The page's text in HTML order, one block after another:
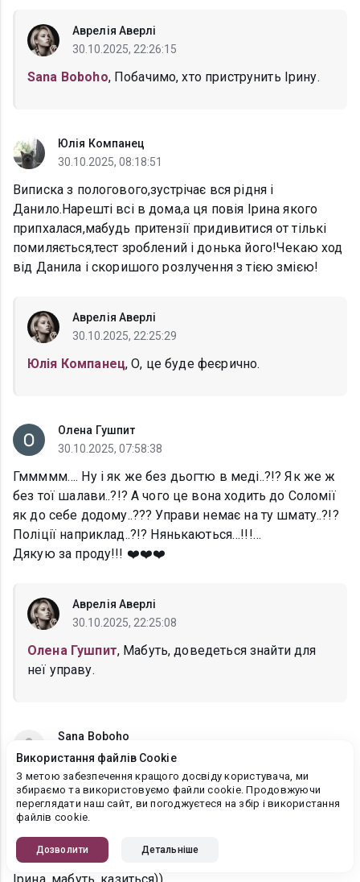
Аврелія Аверлі
30.10.2025, 22:26:15
Sana Boboho, Побачимо, хто приструнить Ірину.
Юлія Компанец
30.10.2025, 08:18:51
Виписка з пологового,зустрічає вся рідня і
Данило.Нарешті всі в дома,а ця повія Ірина якого
припхалася,мабудь притензії придивитися от тількі
помиляється,тест зроблений і донька його!Чекаю ход
від Данила і скоришого розлучення з тією змією!
Аврелія Аверлі
30.10.2025, 22:25:29
Юлія Компанец, О, це буде феєрично.
Олена Гушпит
30.10.2025, 07:58:38
Гммммм…. Ну і як же без дьогтю в меді..?!? Як же ж
без тої шалави..?!? А чого це вона ходить до Соломії
як до себе додому..??? Управи немає на ту шмату..?!?
Поліції наприклад..?!? Нянькаються…!!!…
Дякую за проду!!! ❤️❤️❤️
Аврелія Аверлі
30.10.2025, 22:25:08
Олена Гушпит, Мабуть, доведеться знайти для
неї управу.
Sana Boboho
29.10.2025, 09:31:08
Уррра! Донечка вже з'явилась на світ! ❤️
Так мило і ніжно, що Данило приїхав до коханої за
першим дзвоником, і встиг бути присутнім, щоб
підтримати Соломійку і відчути себе справжнім
татусем!
Використання файлів Cookie
З метою забезпечення кращого досвіду користувача, ми
збираємо та використовуємо файли cookie. Продовжуючи
переглядати наш сайт, ви погоджуєтеся на збір і використання
файлів cookie.
Дозволити Детальніше